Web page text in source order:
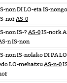
non DI LO-eta IS-nongo
norAS-0
non IS-? AS-0IS-nork
n IS-non
non IS-nolako DI PA
LO-mehatxuAS-n-0